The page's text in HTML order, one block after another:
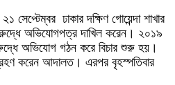
সেপ্টেম্বর ঢাকার দক্ষিণ গোয়েন্দা শাখার
অভিযোগপত্র দাখিল করেন। ২০১৯
অভিযোগ গঠন করে বিচার শুরু হয়।
করেন আদালত। এরপর বৃহস্পতিবার